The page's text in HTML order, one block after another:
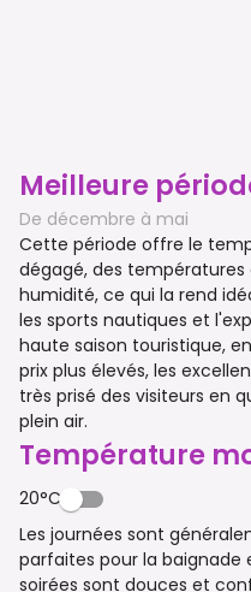
Meilleure
De décembre à mai
Cette période offre le
dégagé, des
humidité, ce qui la rend
les sports nautiques et
haute saison touristique,
prix plus élevés, les
très prisé des visiteurs en
plein air.
Température
20°C
Les journées sont
parfaites pour la baignade
soirées sont douces et